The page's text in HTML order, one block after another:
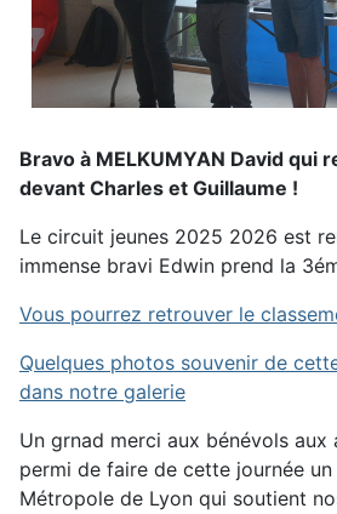
Bravo à MELKUMYAN David qui
devant Charles et Guillaume !
Le circuit jeunes 2025 2026 est
immense bravi Edwin prend la
Vous pourrez retrouver le
Quelques photos souvenir de
dans notre galerie
Un grnad merci aux bénévols aux
permi de faire de cette journée
Métropole de Lyon qui soutient